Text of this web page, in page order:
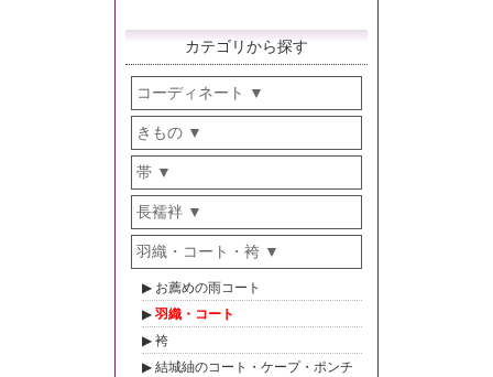
カテゴリから探す
コーディネート
きもの
帯
長襦袢
羽織・コート・袴
お薦めの雨コート
羽織・コート
袴
結城紬のコート・ケープ・ポンチ